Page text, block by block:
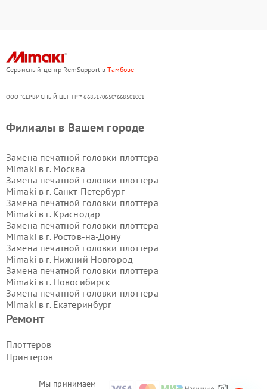
Сервисный центр RemSupport вТамбове
ООО "СЕРВИСНЫЙ ЦЕНТР"* 6685170650*668501001
Мы принимаем
Ремонт
Плоттеров
Принтеров
Филиалы в Вашем городе
Замена печатной головки плоттера
Mimaki в г. Москва
Замена печатной головки плоттера
Mimaki в г. Санкт-Петербург
Замена печатной головки плоттера
Mimaki в г. Краснодар
Замена печатной головки плоттера
Mimaki в г. Ростов-на-Дону
Замена печатной головки плоттера
Mimaki в г. Нижний Новгород
Замена печатной головки плоттера
Mimaki в г. Новосибирск
Замена печатной головки плоттера
Mimaki в г. Екатеринбург
Замена печатной головки плоттера
Замена печатной головки плоттера
Mimaki в г.
Замена печатной головки плоттера
Замена печатной головки плоттера